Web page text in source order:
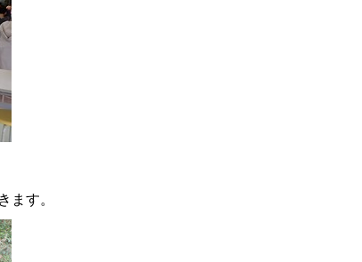
ます。